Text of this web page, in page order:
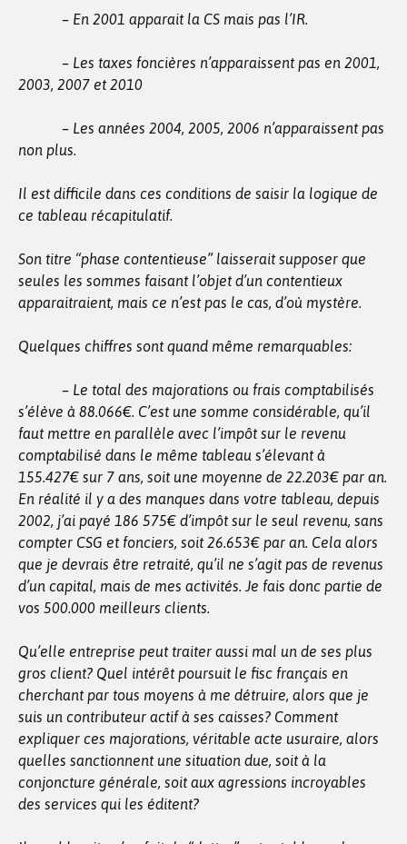
– En 2001 apparait la CS mais pas l’IR.
– Les taxes foncières n’apparaissent pas en 2001,
2003, 2007 et 2010
– Les années 2004, 2005, 2006 n’apparaissent pas
non plus.
Il est difficile dans ces conditions de saisir la logique de
ce tableau récapitulatif.
Son titre “phase contentieuse” laisserait supposer que
seules les sommes faisant l’objet d’un contentieux
apparaitraient, mais ce n’est pas le cas, d’où mystère.
Quelques chiffres sont quand même remarquables:
– Le total des majorations ou frais comptabilisés
s’élève à 88.066€. C’est une somme considérable, qu’il
faut mettre en parallèle avec l’impôt sur le revenu
comptabilisé dans le même tableau s’élevant à
155.427€ sur 7 ans, soit une moyenne de 22.203€ par an.
En réalité il y a des manques dans votre tableau, depuis
2002, j’ai payé 186 575€ d’impôt sur le seul revenu, sans
compter CSG et fonciers, soit 26.653€ par an. Cela alors
que je devrais être retraité, qu’il ne s’agit pas de revenus
d’un capital, mais de mes activités. Je fais donc partie de
vos 500.000 meilleurs clients.
Qu’elle entreprise peut traiter aussi mal un de ses plus
gros client? Quel intérêt poursuit le fisc français en
cherchant par tous moyens à me détruire, alors que je
suis un contributeur actif à ses caisses? Comment
expliquer ces majorations, véritable acte usuraire, alors
quelles sanctionnent une situation due, soit à la
conjoncture générale, soit aux agressions incroyables
des services qui les éditent?